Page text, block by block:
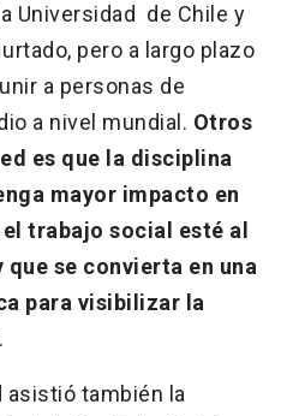
Universidad de Chile y
pero a largo plazo
a personas de
a nivel mundial. Otros
es que la disciplina
mayor impacto en
trabajo social esté al
se convierta en una
para visibilizar la
asistió también la